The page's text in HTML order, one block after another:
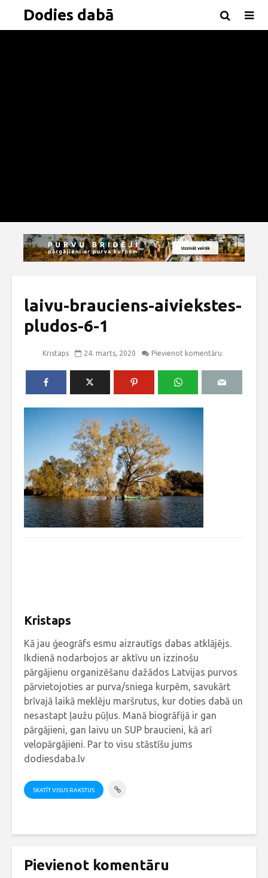
Dodies dabā
laivu-brauciens-aiviekstes-
pludos-6-1
Kristaps 24. marts, 2020 Pievienot komentāru
Kristaps
Kā jau ģeogrāfs esmu aizrautīgs dabas atklājējs.
Ikdienā nodarbojos ar aktīvu un izzinošu
pārgājienu organizēšanu dažādos Latvijas purvos
pārvietojoties ar purva/sniega kurpēm, savukārt
brīvajā laikā meklēju maršrutus, kur doties dabā un
nesastapt ļaužu pūļus. Manā biogrāfijā ir gan
pārgājieni, gan laivu un SUP braucieni, kā arī
velopārgājieni. Par to visu stāstīšu jums
dodiesdaba.lv
SKATĪT VISUS RAKSTUS
Pievienot komentāru